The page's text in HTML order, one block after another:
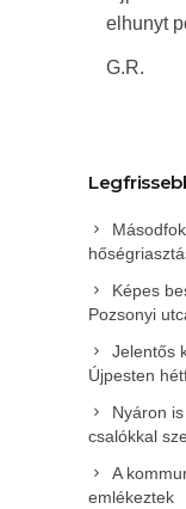
elhunyt
G.R.
Képes
Pozsonyi
Jelentős
Újpesten
Nyáron
csalókkal
A
emlékeztek